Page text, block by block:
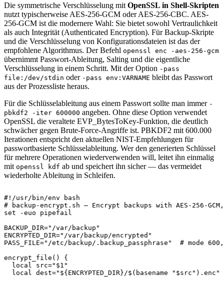
Die symmetrische Verschlüsselung mit OpenSSL in Shell-Skripten
nutzt typischerweise AES-256-GCM oder AES-256-CBC. AES-
256-GCM ist die modernere Wahl: Sie bietet sowohl Vertraulichkeit
als auch Integrität (Authenticated Encryption). Für Backup-Skripte
und die Verschlüsselung von Konfigurationsdateien ist das der
empfohlene Algorithmus. Der Befehl openssl enc -aes-256-gcm
übernimmt Passwort-Ableitung, Salting und die eigentliche
Verschlüsselung in einem Schritt. Mit der Option -pass
file:/dev/stdin oder -pass env:VARNAME bleibt das Passwort
aus der Prozessliste heraus.
Für die Schlüsselableitung aus einem Passwort sollte man immer -
pbkdf2 -iter 600000 angeben. Ohne diese Option verwendet
OpenSSL die veraltete EVP_BytesToKey-Funktion, die deutlich
schwächer gegen Brute-Force-Angriffe ist. PBKDF2 mit 600.000
Iterationen entspricht den aktuellen NIST-Empfehlungen für
passwortbasierte Schlüsselableitung. Wer den generierten Schlüssel
für mehrere Operationen wiederverwenden will, leitet ihn einmalig
mit openssl kdf ab und speichert ihn sicher — das vermeidet
wiederholte Ableitung in Schleifen.
#!/usr/bin/env bash
# backup-encrypt.sh — Encrypt backups with AES-256-
set
-euo pipefail
BACKUP_DIR="/var/backup"
ENCRYPTED_DIR="/var/backup/encrypted"
PASS_FILE="/etc/backup/.backup_passphrase"
# mode
encrypt_file ( )
{
local
src=" $1 "
local
dest=" ${ENCRYPTED_DIR} /$( basename " $src " ) .enc"